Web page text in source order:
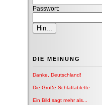
Passwort:
DIE MEINUNG
Danke, Deutschland!
Die Große Schlaftablette
Ein Bild sagt mehr als...